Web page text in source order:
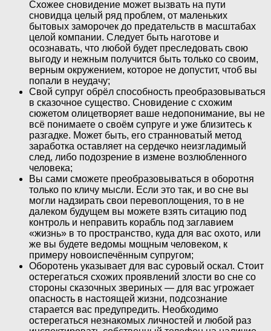
Схожее сновидение может вызвать на пути
сновидца целый ряд проблем, от маленьких
бытовых заморочек до предательств в масштабах
целой компании. Следует быть наготове и
осознавать, что любой будет преследовать свою
выгоду и нежным получится быть только со своим,
верным окружением, которое не допустит, чтоб вы
попали в неудачу;
Свой супруг обрёл способность преобразовываться
в сказочное существо. Сновидение с схожим
сюжетом олицетворяет ваше недопонимание, вы не
всё понимаете о своём супруге и уже близитесь к
разгадке. Может быть, его странноватый метод
заработка оставляет на сердечко неизгладимый
след, либо подозрение в измене возлюбленного
человека;
Вы сами сможете преобразовываться в оборотня
только по кличу мысли. Если это так, и во сне вы
могли надзирать свои перевоплощения, то в не
далеком будущем вы можете взять ситацию под
контроль и неправить корабль под заглавием
«жизнь» в то пространство, куда для вас охото, или
же вы будете ведомы мощным человеком, к
примеру новоиспечённым супругом;
Оборотень указывает для вас суровый оскал. Стоит
остерегаться схожих проявлений злости во сне со
стороны сказочных звериных — для вас угрожает
опасность в настоящей жизни, подсознание
старается вас предупредить. Необходимо
остерегаться незнакомых личностей и любой раз